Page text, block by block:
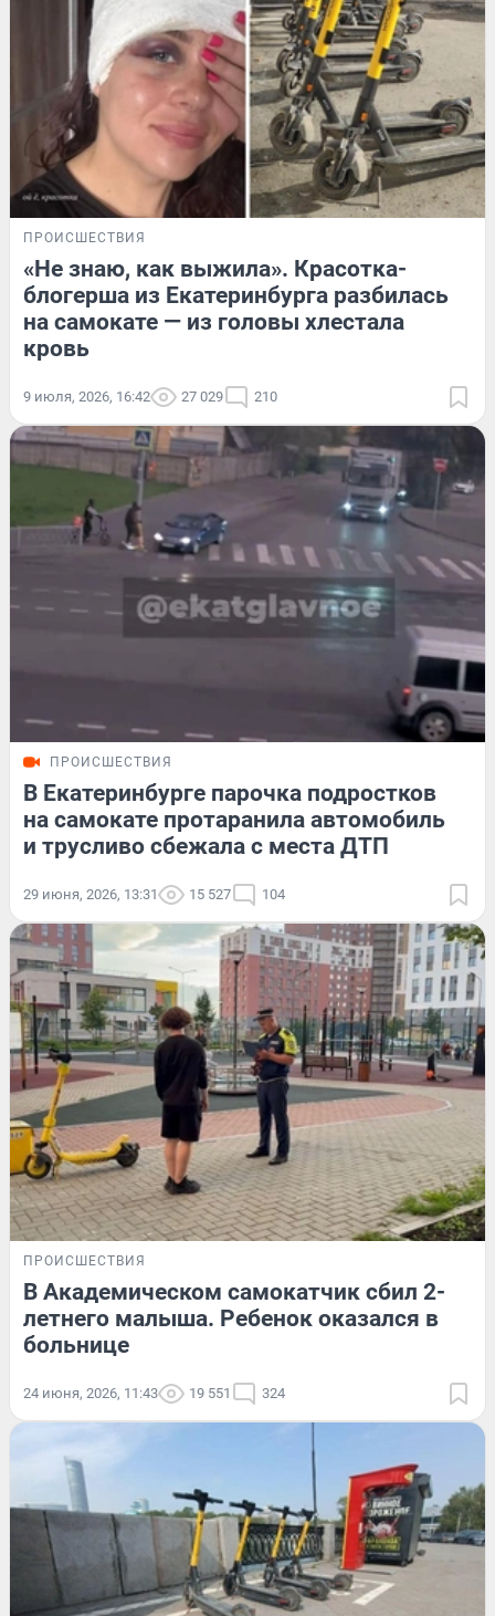
ПРОИСШЕСТВИЯ
«Не знаю, как выжила». Красотка-
блогерша из Екатеринбурга разбилась
на самокате — из головы хлестала
кровь
9 июля, 2026, 16:42 27 029 210
ПРОИСШЕСТВИЯ
В Екатеринбурге парочка подростков
на самокате протаранила автомобиль
и трусливо сбежала с места ДТП
29 июня, 2026, 13:31 15 527 104
ПРОИСШЕСТВИЯ
В Академическом самокатчик сбил 2-
летнего малыша. Ребенок оказался в
больнице
24 июня, 2026, 11:43 19 551 324